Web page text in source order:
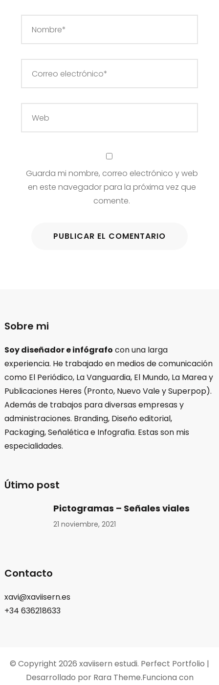
Guarda mi nombre, correo electrónico y web
en este navegador para la próxima vez que
comente.
Sobre mi
Soy diseñador e infógrafo con una larga
experiencia. He trabajado en medios de comunicación
como El Periódico, La Vanguardia, El Mundo, La Marea y
Publicaciones Heres (Pronto, Nuevo Vale y Superpop).
Además de trabajos para diversas empresas y
administraciones. Branding, Diseño editorial,
Packaging, Señalética e Infografia. Estas son mis
especialidades.
Útimo post
Pictogramas – Señales viales
21 noviembre, 2021
Contacto
xavi@xaviisern.es
+34 636218633
© Copyright 2026 xaviisern estudi. Perfect Portfolio |
Desarrollado por Rara Theme.Funciona con